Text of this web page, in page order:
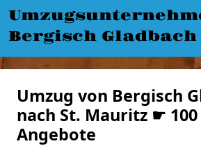
Bergisch Gladbach
Umzug von Bergisch
nach St. Mauritz ☛
Angebote